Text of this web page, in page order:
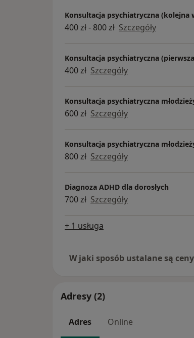
Konsultacja psychiatryczna (kolejna
400 zł - 800 zł Szczegóły
Konsultacja psychiatryczna
400 zł Szczegóły
Konsultacja psychiatryczna
600 zł Szczegóły
Konsultacja psychiatryczna
800 zł Szczegóły
Diagnoza ADHD dla dorosłych
700 zł Szczegóły
+ 1 usługa
W jaki sposób ustalane są
Adresy (2)
Adres Online